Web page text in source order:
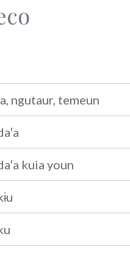
ngutaur, temeun
kuia youn